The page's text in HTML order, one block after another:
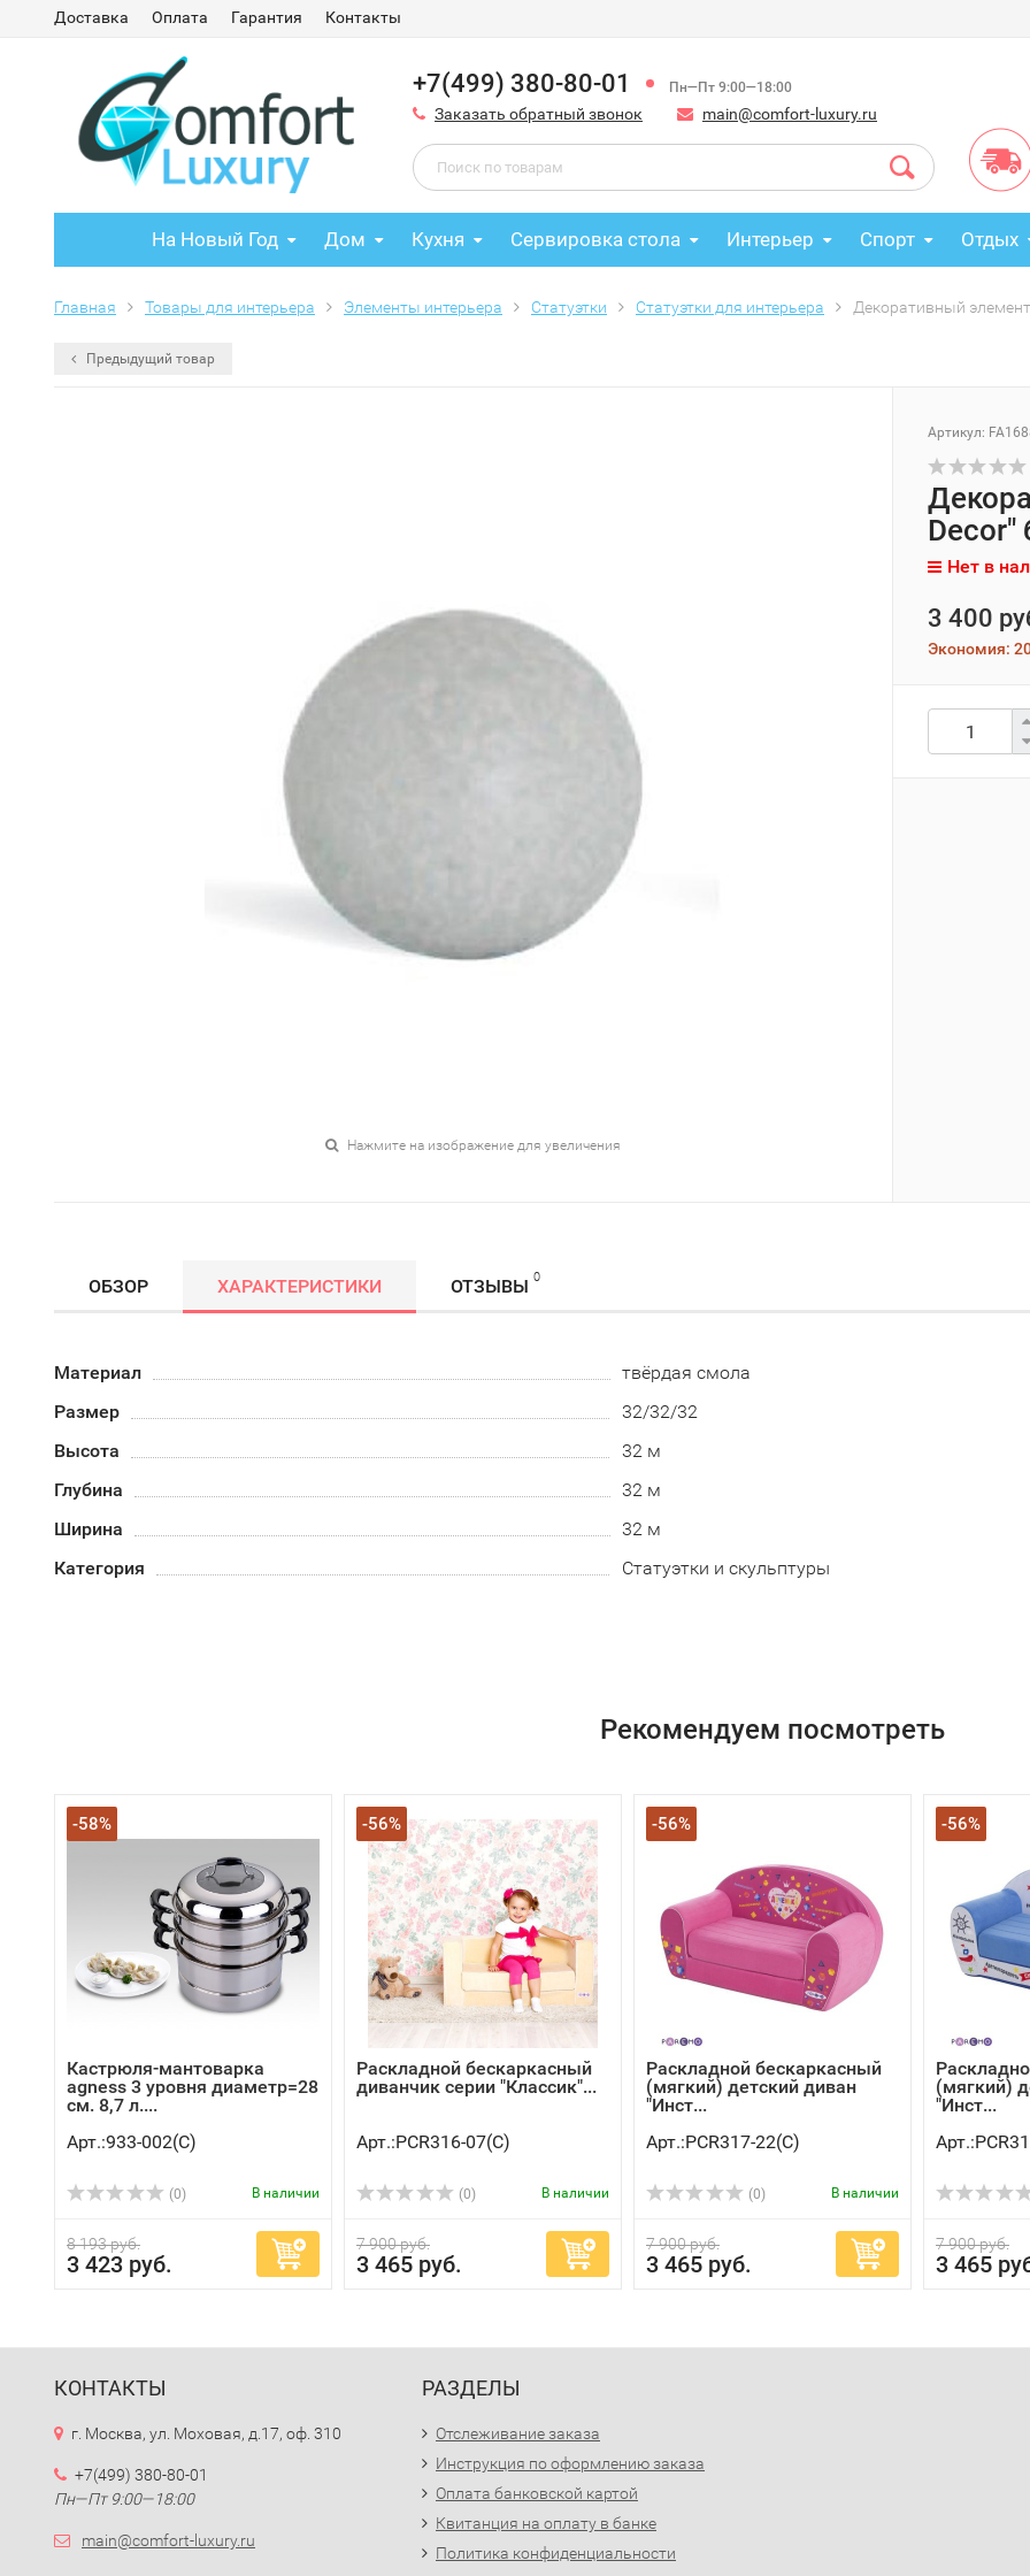
Доставка Оплата Гарантия Контакты
+7(499) 380-80-01 Пн—Пт 9:00—18:00
Заказать обратный звонок main@comfort-luxury.ru
На Новый Год Дом Кухня Сервировка стола Интерьер Спорт Отдых
Главная Товары для интерьера Элементы интерьера Статуэтки Статуэтки для интерьера Декоративный
Предыдущий товар
Нажмите на изображение для увеличения
Артикул:
Decor"
Нет в
3 400
Экономия:
ОБЗОР ХАРАКТЕРИСТИКИ ОТЗЫВЫ 0
Материал
твёрдая смола
Размер
32/32/32
Высота
32 м
Глубина
32 м
Ширина
32 м
Категория
Статуэтки и скульптуры
Рекомендуем посмотреть
-58%
Кастрюля-мантоварка
agness 3 уровня диаметр=28
см. 8,7 л....
Арт.:933-002(C)
(0) В наличии
8 193 руб.
3 423 руб.
-56%
Раскладной бескаркасный
диванчик серии "Классик"...
Арт.:PCR316-07(C)
(0) В наличии
7 900 руб.
3 465 руб.
-56%
Раскладной бескаркасный
(мягкий) детский диван
"Инст...
Арт.:PCR317-22(C)
(0) В наличии
7 900 руб.
3 465 руб.
-56%
(мягкий)
"Инст...
7 900 руб.
3 465
КОНТАКТЫ
г. Москва, ул. Моховая, д.17, оф. 310
+7(499) 380-80-01
Пн—Пт 9:00—18:00
main@comfort-luxury.ru
РАЗДЕЛЫ
Отслеживание заказа
Инструкция по оформлению заказа
Оплата банковской картой
Квитанция на оплату в банке
Политика конфиденциальности